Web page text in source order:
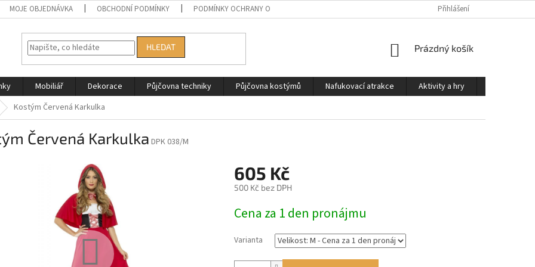
MOJE OBJEDNÁVKA OBCHODNÍ PODMÍNKY PODMÍNKY OCHRANY OSOBNÍCH ÚDAJŮ PODMÍNKY PRO PŮJČOVNU KOSTÝMŮ
Přihlášení
HLEDAT
NÁKUPNÍ
Prázdný košík
Mobiliář Dekorace Půjčovna techniky Půjčovna kostýmů Nafukovací atrakce Aktivity a hry
Kostým Červená Karkulka
Červená Karkulka DPK 038/M
605 Kč
500 Kč bez DPH
cena:
Cena za 1 den pronájmu
Varianta